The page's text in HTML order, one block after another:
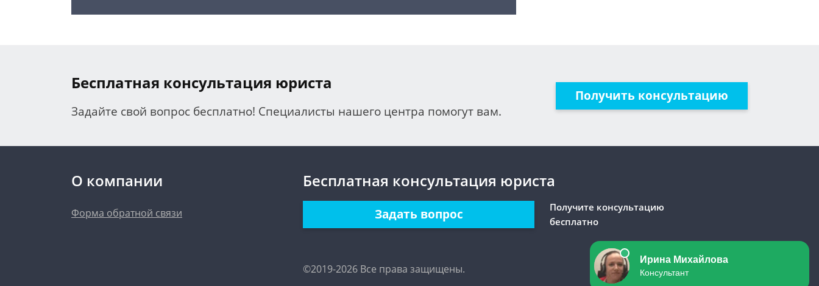
Бесплатная консультация юриста
Задайте свой вопрос бесплатно! Специалисты нашего центра помогут вам.
Получить консультацию
О компании
Форма обратной связи
Бесплатная консультация юриста
Задать вопрос
Получите консультацию
бесплатно
©2019-2026 Все права защищены.